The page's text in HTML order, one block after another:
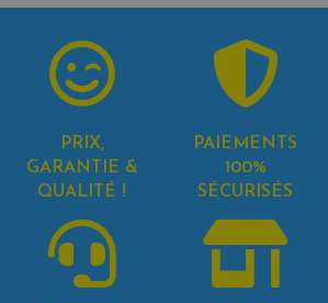
PRIX,
GARANTIE &
QUALITÉ !
PAIEMENTS
100%
SÉCURISÉS